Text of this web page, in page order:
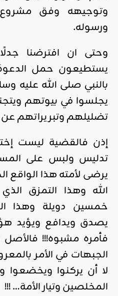
وتوجيهه وفق
ورسوله.
وحتى ان افترضنا
يستطيعون حمل
بالنبي صلى الله عليه
يجلسوا في بيوتهم
تضليلهم وتبريراتهم عن
إذن فالقضية ليست
تدليس ولبس على
يرضى لأمته هذا الواقع
الله وهذا التمزق
خمسين دويلة وهذا
يصدق ويدافع ويؤيد
فأمره مشبوه!!! فالأصل
الجبهات في الأمر
لا أن يركنوا ويخضعوا
المخلصين وتيار الأمة… !!!